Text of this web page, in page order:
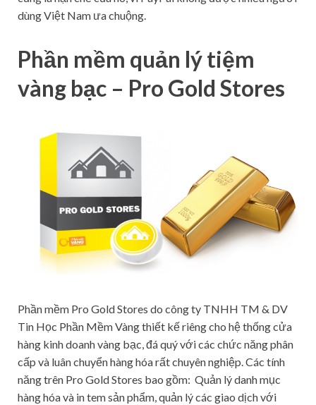
dùng Việt Nam ưa chuộng.
Phần mềm quản lý tiệm
vàng bạc – Pro Gold Stores
Phần mềm Pro Gold Stores do công ty TNHH TM & DV
Tin Học Phần Mềm Vàng thiết kế riêng cho hệ thống cửa
hàng kinh doanh vàng bạc, đá quý với các chức năng phân
cấp và luân chuyển hàng hóa rất chuyên nghiệp. Các tính
năng trên Pro Gold Stores bao gồm: Quản lý danh mục
hàng hóa và in tem sản phẩm, quản lý các giao dịch với